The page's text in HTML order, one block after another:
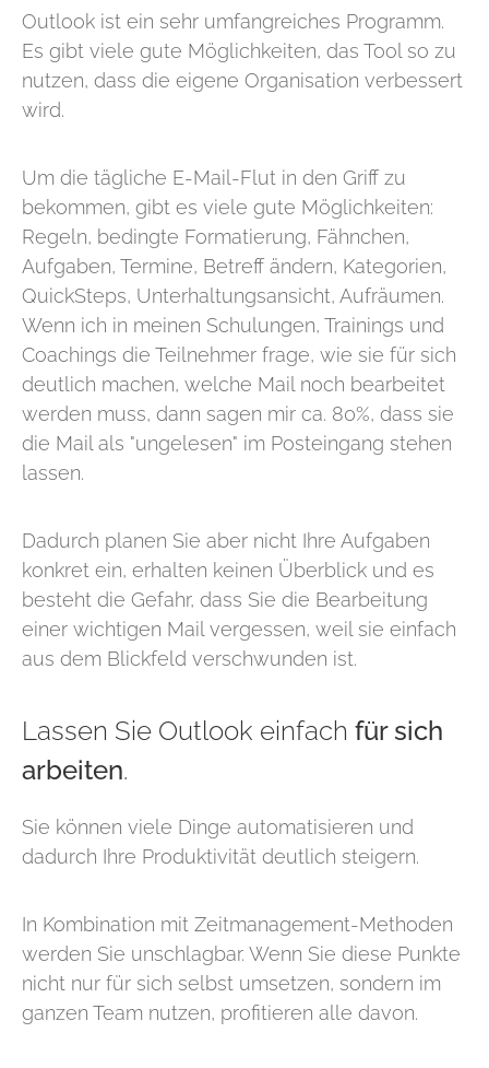
Outlook ist ein sehr umfangreiches Programm.
Es gibt viele gute Möglichkeiten, das Tool so zu
nutzen, dass die eigene Organisation verbessert
wird.
Um die tägliche E-Mail-Flut in den Griff zu
bekommen, gibt es viele gute Möglichkeiten:
Regeln, bedingte Formatierung, Fähnchen,
Aufgaben, Termine, Betreff ändern, Kategorien,
QuickSteps, Unterhaltungsansicht, Aufräumen.
Wenn ich in meinen Schulungen, Trainings und
Coachings die Teilnehmer frage, wie sie für sich
deutlich machen, welche Mail noch bearbeitet
werden muss, dann sagen mir ca. 80%, dass sie
die Mail als "ungelesen" im Posteingang stehen
lassen.
Dadurch planen Sie aber nicht Ihre Aufgaben
konkret ein, erhalten keinen Überblick und es
besteht die Gefahr, dass Sie die Bearbeitung
einer wichtigen Mail vergessen, weil sie einfach
aus dem Blickfeld verschwunden ist.
Lassen Sie Outlook einfach für sich
arbeiten.
Sie können viele Dinge automatisieren und
dadurch Ihre Produktivität deutlich steigern.
In Kombination mit Zeitmanagement-Methoden
werden Sie unschlagbar. Wenn Sie diese Punkte
nicht nur für sich selbst umsetzen, sondern im
ganzen Team nutzen, profitieren alle davon.